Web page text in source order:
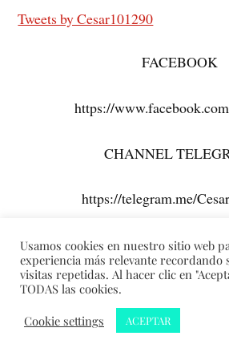
Tweets by Cesar101290
FACEBOOK
https://
CHANNEL
https://telegram.me/
CREADO CON WORDPRESS
Usamos cookies en nuestro sitio web
experiencia más relevante recordando
visitas repetidas. Al hacer clic en
TODAS las cookies.
Cookie settings
ACEPTAR